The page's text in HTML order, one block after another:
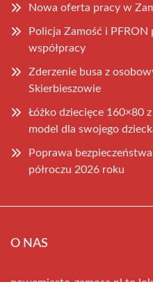
Nowa oferta pracy w
Policja Zamość i
współpracy
Zderzenie busa z
Skierbieszowie
Łóżko dziecięce 160×80
model dla swojego
Poprawa
półroczu 2026 roku
O NAS